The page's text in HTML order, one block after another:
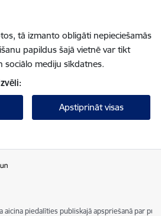
tā izmanto obligāti nepieciešamās
papildus šajā vietnē var tikt
sociālo mediju sīkdatnes.
Apstiprināt visas
aicina piedalīties publiskajā apspriešanā par